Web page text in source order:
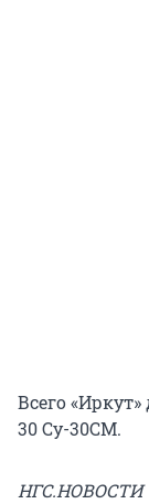
Всего
30 Су-30СМ.
НГС.НОВОСТИ